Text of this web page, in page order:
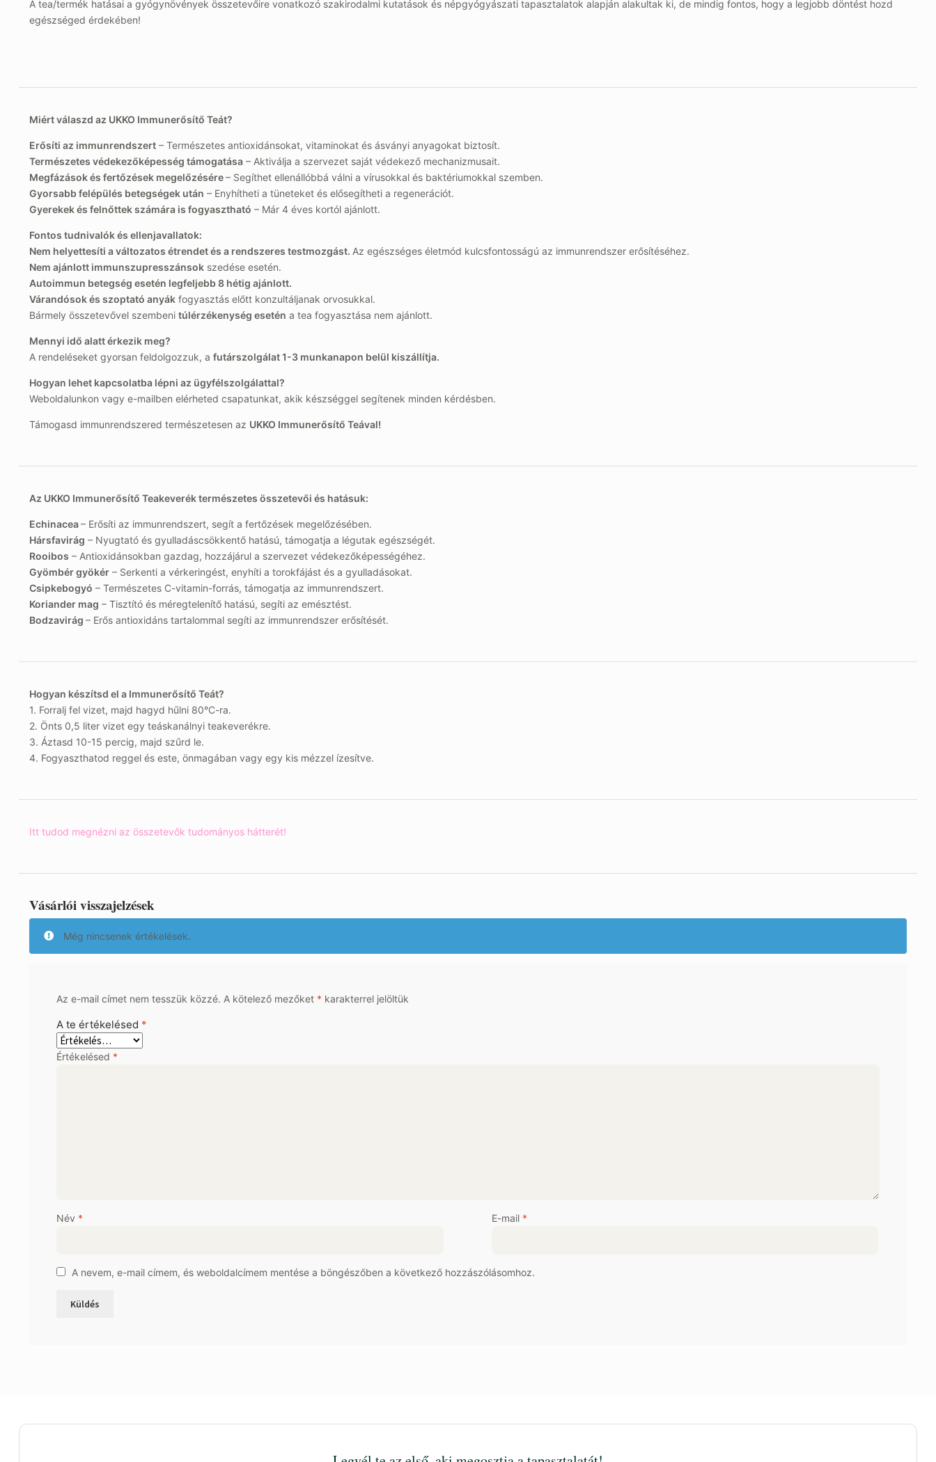
A tea/termék hatásai a gyógynövények összetevőire vonatkozó szakirodalmi kutatások és népgyógyászati tapasztalatok alapján alakultak ki, de mindig fontos, hogy a legjobb döntést hozd
egészséged érdekében!
Miért válaszd az UKKO Immunerősítő Teát?
Erősíti az immunrendszert– Természetes antioxidánsokat, vitaminokat és ásványi anyagokat biztosít.
Természetes védekezőképesség támogatása– Aktiválja a szervezet saját védekező mechanizmusait.
Megfázások és fertőzések megelőzésére– Segíthet ellenállóbbá válni a vírusokkal és baktériumokkal szemben.
Gyorsabb felépülés betegségek után – Enyhítheti a tüneteket és elősegítheti a regenerációt.
Gyerekek és felnőttek számára is fogyasztható – Már 4 éves kortól ajánlott.
Fontos tudnivalók és ellenjavallatok:
Nem helyettesíti a változatos étrendet és a rendszeres testmozgást. Az egészséges életmód kulcsfontosságú az immunrendszer erősítéséhez.
Nem ajánlott immunszupresszánsokszedése esetén.
Autoimmun betegség esetén legfeljebb 8 hétig ajánlott.
Várandósok és szoptató anyákfogyasztás előtt konzultáljanak orvosukkal.
Bármely összetevővel szembeni túlérzékenység esetén a tea fogyasztása nem ajánlott.
Mennyi idő alatt érkezik meg?
A rendeléseket gyorsan feldolgozzuk, a futárszolgálat 1-3 munkanapon belül kiszállítja.
Hogyan lehet kapcsolatba lépni az ügyfélszolgálattal?
Weboldalunkon vagy e-mailben elérheted csapatunkat, akik készséggel segítenek minden kérdésben.
Támogasd immunrendszered természetesen az UKKO Immunerősítő Teával!
Az UKKO Immunerősítő Teakeverék természetes összetevői és hatásuk:
Echinacea– Erősíti az immunrendszert, segít a fertőzések megelőzésében.
Hársfavirág – Nyugtató és gyulladáscsökkentő hatású, támogatja a légutak egészségét.
Rooibos – Antioxidánsokban gazdag, hozzájárul a szervezet védekezőképességéhez.
Gyömbér gyökér– Serkenti a vérkeringést, enyhíti a torokfájást és a gyulladásokat.
Csipkebogyó – Természetes C-vitamin-forrás, támogatja az immunrendszert.
Koriander mag – Tisztító és méregtelenítő hatású, segíti az emésztést.
Bodzavirág – Erős antioxidáns tartalommal segíti az immunrendszer erősítését.
Hogyan készítsd el a Immunerősítő Teát?
1. Forralj fel vizet, majd hagyd hűlni 80°C-ra.
2. Önts 0,5 liter vizet egy teáskanálnyi teakeverékre.
3. Áztasd 10-15 percig, majd szűrd le.
4. Fogyaszthatod reggel és este, önmagában vagy egy kis mézzel ízesítve.
Itt tudod megnézni az összetevők tudományos hátterét!
Vásárlói visszajelzések
Még nincsenek értékelések.
Az e-mail címet nem tesszük közzé. A kötelező mezőket * karakterrel jelöltük
A te értékelésed *
Értékelésed *
Név * E-mail *
A nevem, e-mail címem, és weboldalcímem mentése a böngészőben a következő hozzászólásomhoz.